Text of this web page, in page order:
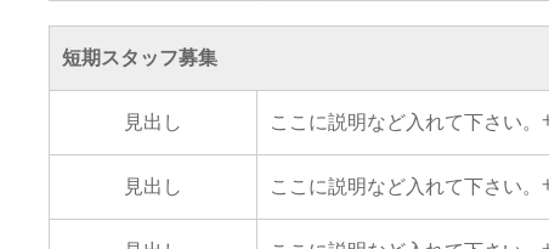
短期スタッフ募集
見出し ここに説明など入れて下さい。
見出し ここに説明など入れて下さい。